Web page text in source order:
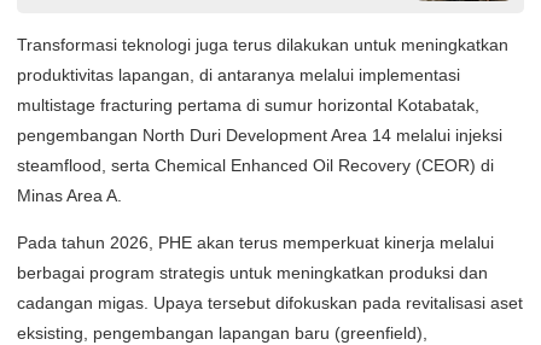
Transformasi teknologi juga terus dilakukan untuk meningkatkan
produktivitas lapangan, di antaranya melalui implementasi
multistage fracturing pertama di sumur horizontal Kotabatak,
pengembangan North Duri Development Area 14 melalui injeksi
steamflood, serta Chemical Enhanced Oil Recovery (CEOR) di
Minas Area A.
Pada tahun 2026, PHE akan terus memperkuat kinerja melalui
berbagai program strategis untuk meningkatkan produksi dan
cadangan migas. Upaya tersebut difokuskan pada revitalisasi aset
eksisting, pengembangan lapangan baru (greenfield),